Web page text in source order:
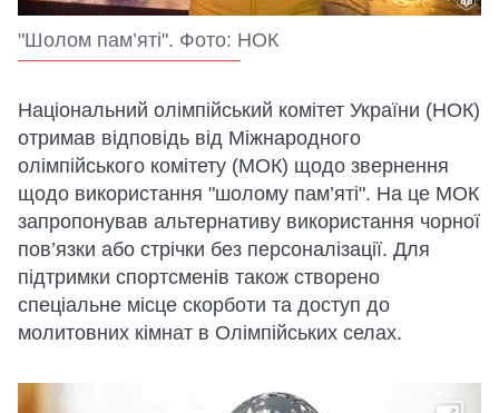
"Шолом пам’яті". Фото: НОК
Національний олімпійський комітет України (НОК)
отримав відповідь від Міжнародного
олімпійського комітету (МОК) щодо звернення
щодо використання "шолому пам’яті". На це МОК
запропонував альтернативу використання чорної
пов’язки або стрічки без персоналізації. Для
підтримки спортсменів також створено
спеціальне місце скорботи та доступ до
молитовних кімнат в Олімпійських селах.